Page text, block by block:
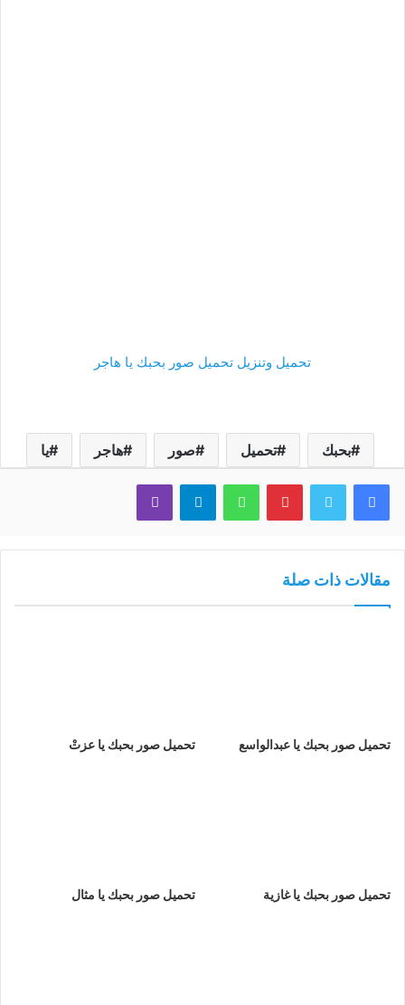
تحميل وتنزيل تحميل صور بحبك يا هاجر
بحبك تحميل صور هاجر يا
فيسبوك تويتر بينتيريستواتساب تيلقرام ڤايبر
مقالات ذات صلة
تحميل صور بحبك يا عبدالواسع تحميل صور بحبك يا عزتْ
تحميل صور بحبك يا غازية تحميل صور بحبك يا مثال